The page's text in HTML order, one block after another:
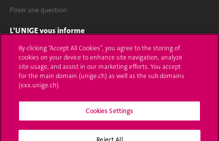
Poser une question
L'UNIGE vous informe
UNIGE Mobile
Médias
Offres d'emploi
Calendrier académique
By clicking “Accept All Cookies”, you agree to the storing of
cookies on your device to enhance site navigation, analyze
site usage, and assist in our marketing efforts. You accept
for the main domain (unige.ch) as well as the sub domains
(xxx.unige.ch).
Cookies Settings